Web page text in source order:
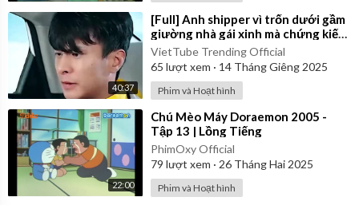
40:37
⁣[Full] Anh shipper vì trốn dưới gầm
giường nhà gái xinh mà chứng kiến
một chuyện chấn động
VietTube Trending Official
65 lượt xem · 14 Tháng Giêng 2025
Phim và Hoạt hình
22:00
⁣Chú Mèo Máy Doraemon 2005 -
Tập 13 | Lồng Tiếng
PhimOxy Official
79 lượt xem · 26 Tháng Hai 2025
Phim và Hoạt hình